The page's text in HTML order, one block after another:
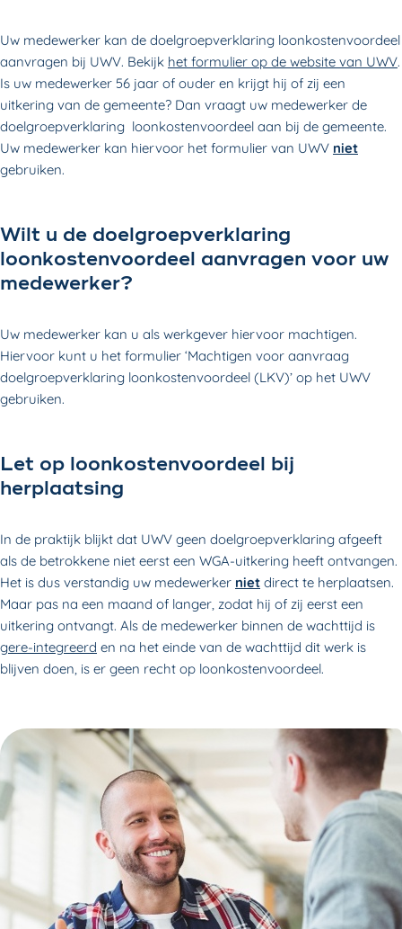
Uw medewerker kan de doelgroepverklaring loonkostenvoordeel
aanvragen bij UWV. Bekijk het formulier op de website van UWV.
Is uw medewerker 56 jaar of ouder en krijgt hij of zij een
uitkering van de gemeente? Dan vraagt uw medewerker de
doelgroepverklaring loonkostenvoordeel aan bij de gemeente.
Uw medewerker kan hiervoor het formulier van UWV niet
gebruiken.
Wilt u de doelgroepverklaring
loonkostenvoordeel aanvragen voor uw
medewerker?
Uw medewerker kan u als werkgever hiervoor machtigen.
Hiervoor kunt u het formulier ‘Machtigen voor aanvraag
doelgroepverklaring loonkostenvoordeel (LKV)’ op het UWV
gebruiken.
Let op loonkostenvoordeel bij
herplaatsing
In de praktijk blijkt dat UWV geen doelgroepverklaring afgeeft
als de betrokkene niet eerst een WGA-uitkering heeft ontvangen.
Het is dus verstandig uw medewerker niet direct te herplaatsen.
Maar pas na een maand of langer, zodat hij of zij eerst een
uitkering ontvangt. Als de medewerker binnen de wachttijd is
gere-integreerd en na het einde van de wachttijd dit werk is
blijven doen, is er geen recht op loonkostenvoordeel.